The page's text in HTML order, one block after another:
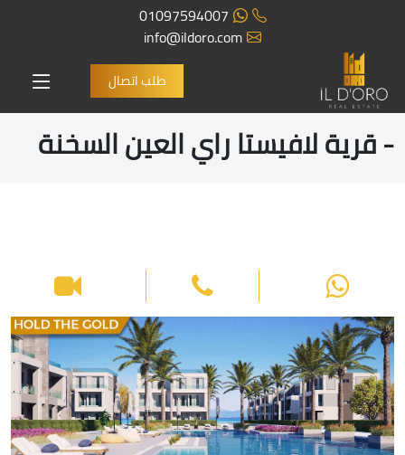
01097594007
info@ildoro.com
طلب اتصال
- قرية لافيستا راي العين السخنة